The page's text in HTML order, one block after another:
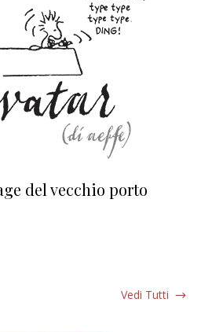
del vecchio porto
Vedi Tutti